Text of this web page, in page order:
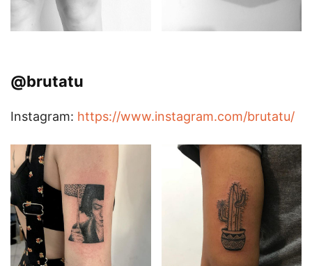
@brutatu
Instagram: https://www.instagram.com/brutatu/